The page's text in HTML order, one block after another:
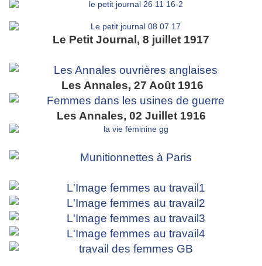
Le Petit Journal, 8 juillet 1917
Les Annales, 27 Août 1916
Les Annales, 02 Juillet 1916